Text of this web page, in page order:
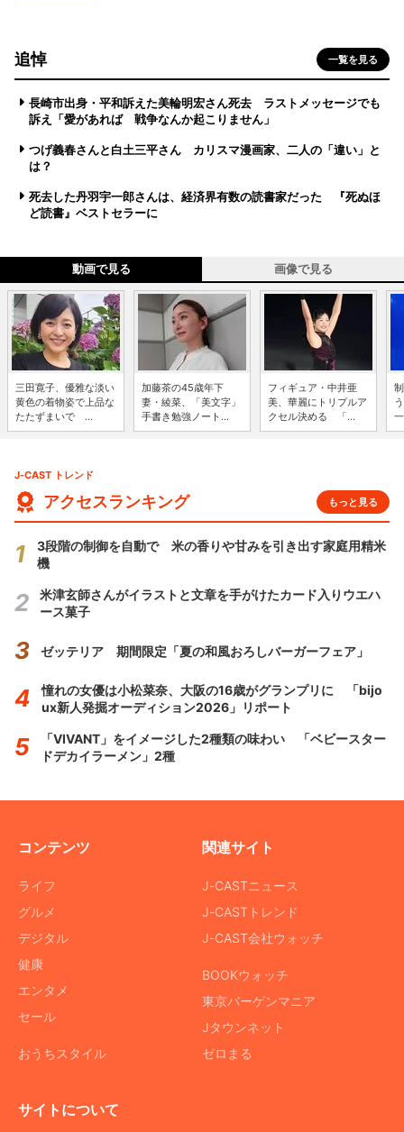
追悼 一覧を見る
長崎市出身・平和訴えた美輪明宏さん死去 ラストメッセージでも
訴え「愛があれば 戦争なんか起こりません」
つげ義春さんと白土三平さん カリスマ漫画家、二人の「違い」と
は？
死去した丹羽宇一郎さんは、経済界有数の読書家だった 『死ぬほ
ど読書』ベストセラーに
動画で見る 画像で見る
三田寛子、優雅な淡い
黄色の着物姿で上品な
たたずまいで ...
加藤茶の45歳年下
妻・綾菜、「美文字」
手書き勉強ノート...
フィギュア・中井亜
美、華麗にトリプルア
クセル決める 「...
J-CAST トレンド
アクセスランキング もっと見る
3段階の制御を自動で 米の香りや甘みを引き出す家庭用精米
機
米津玄師さんがイラストと文章を手がけたカード入りウエハ
ース菓子
ゼッテリア 期間限定「夏の和風おろしバーガーフェア」
憧れの女優は小松菜奈、大阪の16歳がグランプリに 「bijo
ux新人発掘オーディション2026」リポート
「VIVANT」をイメージした2種類の味わい 「ベビースター
ドデカイラーメン」2種
コンテンツ
ライフ
グルメ
デジタル
健康
エンタメ
セール
おうちスタイル
関連サイト
J-CASTニュース
J-CASTトレンド
J-CAST会社ウォッチ
BOOKウォッチ
東京バーゲンマニア
Jタウンネット
ゼロまる
サイトについて